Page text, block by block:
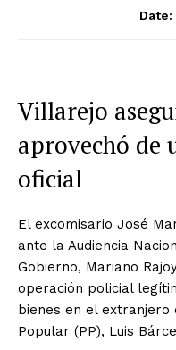
Date:
Villarejo
aprovechó de
oficial
El excomisario José
ante la Audiencia
Gobierno, Mariano
operación policial
bienes en el
Popular (PP), Luis